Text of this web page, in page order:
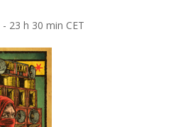
- 23 h 30 min CET